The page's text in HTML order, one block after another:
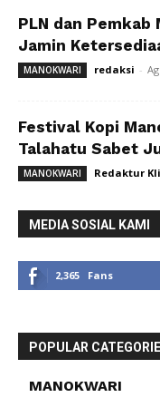
PLN dan
Jamin
MANOKWARI redaksi -
Festival Kopi
Talahatu Sabet
MANOKWARI Redaktur
MEDIA SOSIAL KAMI
2,365 Fans
POPULAR
MANOKWARI